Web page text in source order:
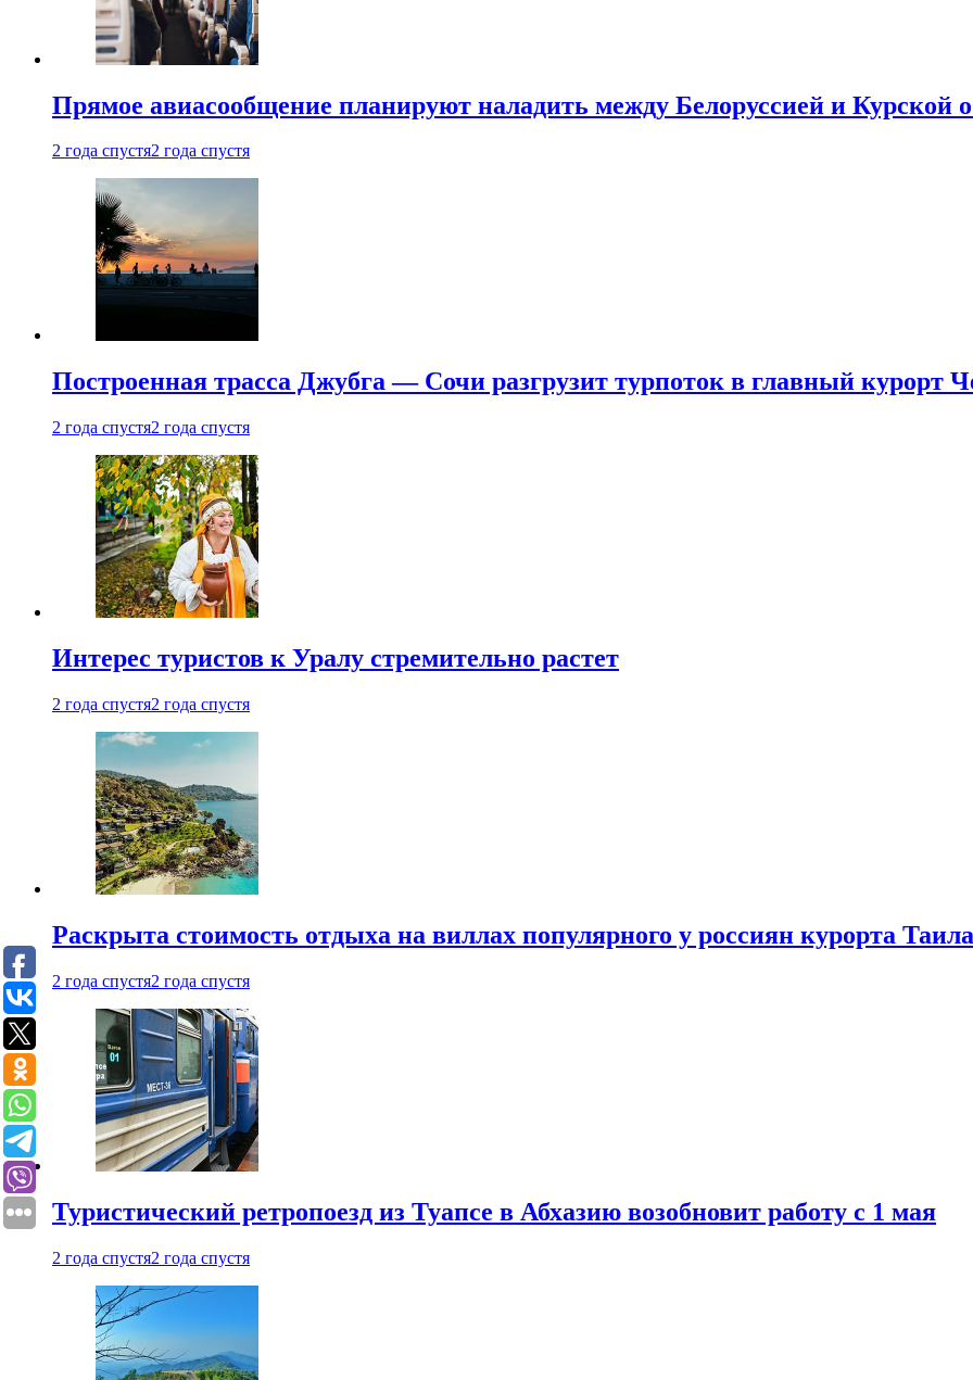
Прямое авиасообщение планируют наладить между Белоруссией и Курской
2 года спустя2 года спустя
Построенная трасса Джубга — Сочи разгрузит турпоток в главный курорт
2 года спустя2 года спустя
Интерес туристов к Уралу стремительно растет
2 года спустя2 года спустя
Раскрыта стоимость отдыха на виллах популярного у россиян курорта
2 года спустя2 года спустя
Туристический ретропоезд из Туапсе в Абхазию возобновит работу с 1 мая
2 года спустя2 года спустя